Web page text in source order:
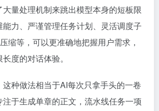
大量处理机制来跳出模型本身的短板限
力、严谨管理任务计划、灵活调度子
缩等，可以更准确地把握用户需求，
度的对话体验。
种做法相当于AI每次只拿手头的一卷
于生成单章的正文，流水线任务一项